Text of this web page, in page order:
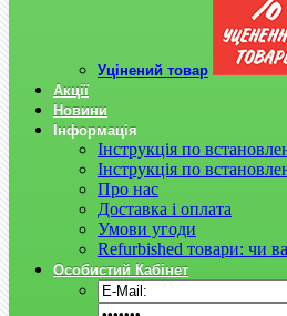
Уцінений товар
Акції
Новини
Інформація
Інструкція по
Інструкція по
Про нас
Доставка і оплата
Умови угоди
Refurbished товари: чи
Особистий Кабінет